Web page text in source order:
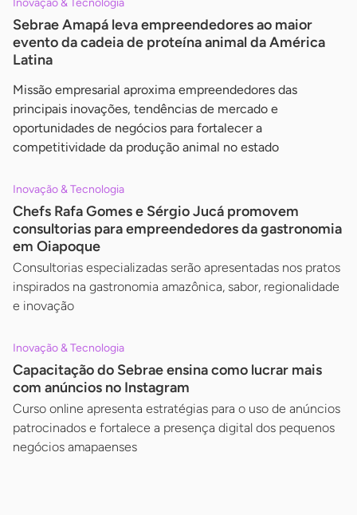
Sebrae Amapá leva empreendedores ao maior
evento da cadeia de proteína animal da América
Latina
Missão empresarial aproxima empreendedores das
principais inovações, tendências de mercado e
oportunidades de negócios para fortalecer a
competitividade da produção animal no estado
Inovação & Tecnologia
Chefs Rafa Gomes e Sérgio Jucá promovem
consultorias para empreendedores da gastronomia
em Oiapoque
Consultorias especializadas serão apresentadas nos pratos
inspirados na gastronomia amazônica, sabor, regionalidade
e inovação
Inovação & Tecnologia
Capacitação do Sebrae ensina como lucrar mais
com anúncios no Instagram
Curso online apresenta estratégias para o uso de anúncios
patrocinados e fortalece a presença digital dos pequenos
negócios amapaenses